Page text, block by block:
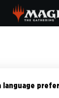
language